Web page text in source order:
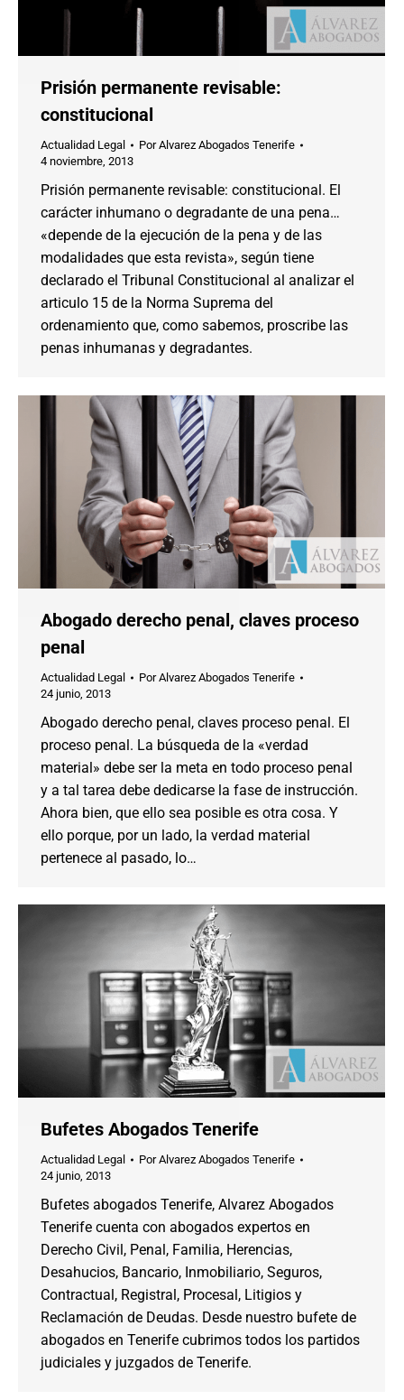
Prisión permanente revisable:
constitucional
Actualidad Legal PorAlvarez Abogados Tenerife
4 noviembre, 2013
Prisión permanente revisable: constitucional. El
carácter inhumano o degradante de una pena…
«depende de la ejecución de la pena y de las
modalidades que esta revista», según tiene
declarado el Tribunal Constitucional al analizar el
articulo 15 de la Norma Suprema del
ordenamiento que, como sabemos, proscribe las
penas inhumanas y degradantes.
Abogado derecho penal, claves proceso
penal
Actualidad Legal PorAlvarez Abogados Tenerife
24 junio, 2013
Abogado derecho penal, claves proceso penal. El
proceso penal. La búsqueda de la «verdad
material» debe ser la meta en todo proceso penal
y a tal tarea debe dedicarse la fase de instrucción.
Ahora bien, que ello sea posible es otra cosa. Y
ello porque, por un lado, la verdad material
pertenece al pasado, lo…
Bufetes Abogados Tenerife
Actualidad Legal PorAlvarez Abogados Tenerife
24 junio, 2013
Bufetes abogados Tenerife, Alvarez Abogados
Tenerife cuenta con abogados expertos en
Derecho Civil, Penal, Familia, Herencias,
Desahucios, Bancario, Inmobiliario, Seguros,
Contractual, Registral, Procesal, Litigios y
Reclamación de Deudas. Desde nuestro bufete de
abogados en Tenerife cubrimos todos los partidos
judiciales y juzgados de Tenerife.